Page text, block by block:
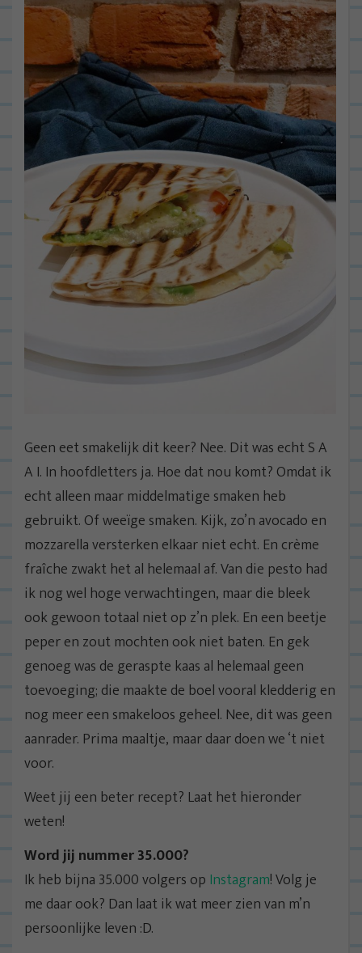
Geen eet smakelijk dit keer? Nee. Dit was echt S A
A I. In hoofdletters ja. Hoe dat nou komt? Omdat ik
echt alleen maar middelmatige smaken heb
gebruikt. Of weeïge smaken. Kijk, zo’n avocado en
mozzarella versterken elkaar niet echt. En crème
fraîche zwakt het al helemaal af. Van die pesto had
ik nog wel hoge verwachtingen, maar die bleek
ook gewoon totaal niet op z’n plek. En een beetje
peper en zout mochten ook niet baten. En gek
genoeg was de geraspte kaas al helemaal geen
toevoeging; die maakte de boel vooral kledderig en
nog meer een smakeloos geheel. Nee, dit was geen
aanrader. Prima maaltje, maar daar doen we ‘t niet
voor.
Weet jij een beter recept? Laat het hieronder
weten!
Word jij nummer 35.000?
Ik heb bijna 35.000 volgers op Instagram! Volg je
me daar ook? Dan laat ik wat meer zien van m’n
persoonlijke leven :D.